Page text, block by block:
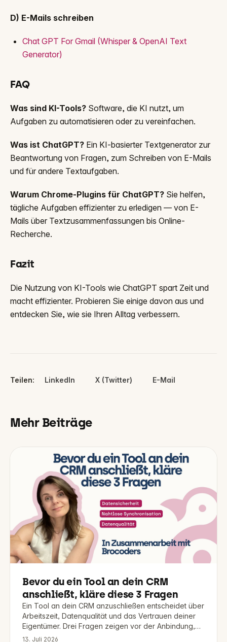
D) E-Mails schreiben
Chat GPT For Gmail (Whisper & OpenAI Text
Generator)
FAQ
Was sind KI-Tools? Software, die KI nutzt, um
Aufgaben zu automatisieren oder zu vereinfachen.
Was ist ChatGPT? Ein KI-basierter Textgenerator zur
Beantwortung von Fragen, zum Schreiben von E-Mails
und für andere Textaufgaben.
Warum Chrome-Plugins für ChatGPT? Sie helfen,
tägliche Aufgaben effizienter zu erledigen — von E-
Mails über Textzusammenfassungen bis Online-
Recherche.
Fazit
Die Nutzung von KI-Tools wie ChatGPT spart Zeit und
macht effizienter. Probieren Sie einige davon aus und
entdecken Sie, wie sie Ihren Alltag verbessern.
Teilen: LinkedIn X (Twitter) E-Mail
Mehr Beiträge
Bevor du ein Tool an dein CRM
anschließt, kläre diese 3 Fragen
Ein Tool an dein CRM anzuschließen entscheidet über
Arbeitszeit, Datenqualität und das Vertrauen deiner
Eigentümer. Drei Fragen zeigen vor der Anbindung,
ob es sich lohnt.
13. Juli 2026